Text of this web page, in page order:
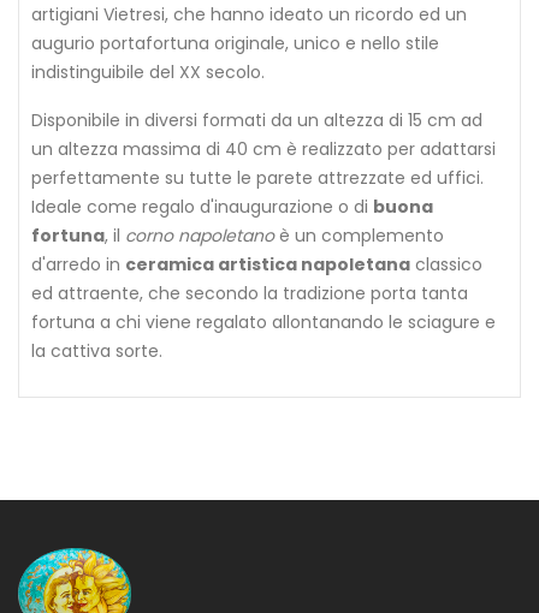
artigiani Vietresi, che hanno ideato un ricordo ed un
augurio portafortuna originale, unico e nello stile
indistinguibile del XX secolo.
Disponibile in diversi formati da un altezza di 15 cm ad
un altezza massima di 40 cm è realizzato per adattarsi
perfettamente su tutte le parete attrezzate ed uffici.
Ideale come regalo d'inaugurazione o di buona
fortuna, il corno napoletanoè un complemento
d'arredo in ceramica artistica napoletana classico
ed attraente, che secondo la tradizione porta tanta
fortuna a chi viene regalato allontanando le sciagure e
la cattiva sorte.